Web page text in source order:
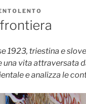
1923, triestina e
vita attraversata
e analizza le